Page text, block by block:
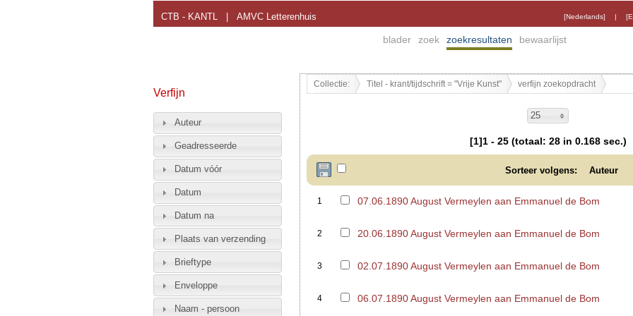
CTB - KANTL AMVC Letterenhuis |
[Nederlands]
blader zoek zoekresultaten bewaarlijst
Collectie: Titel - krant/tijdschrift = "Vrije Kunst" verfijn zoekopdracht
25
[1]1 - 25 (totaal: 28 in 0.168 sec.)
Sorteer volgens: Auteur
1 07.06.1890 August Vermeylen aan Emmanuel de Bom
2 20.06.1890 August Vermeylen aan Emmanuel de Bom
3 02.07.1890 August Vermeylen aan Emmanuel de Bom
4 06.07.1890 August Vermeylen aan Emmanuel de Bom
Verfijn
Auteur
Geadresseerde
Datum vóór
Datum
Datum na
Plaats van verzending
Brieftype
Enveloppe
Naam - persoon